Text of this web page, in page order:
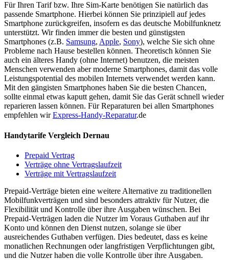
Für Ihren Tarif bzw. Ihre Sim-Karte benötigen Sie natürlich das
passende Smartphone. Hierbei können Sie prinzipiell auf jedes
Smartphone zurückgreifen, insofern es das deutsche Mobilfunknetz
unterstützt. Wir finden immer die besten und günstigsten
Smartphones (z.B. Samsung, Apple, Sony), welche Sie sich ohne
Probleme nach Hause bestellen können. Theoretisch können Sie
auch ein älteres Handy (ohne Internet) benutzen, die meisten
Menschen verwenden aber moderne Smartphones, damit das volle
Leistungspotential des mobilen Internets verwendet werden kann.
Mit den gängisten Smartphones haben Sie die besten Chancen,
sollte einmal etwas kaputt gehen, damit Sie das Gerät schnell wieder
reparieren lassen können. Für Reparaturen bei allen Smartphones
empfehlen wirExpress-Handy-Reparatur.de
Handytarife Vergleich Dernau
Prepaid Vertrag
Verträge ohne Vertragslaufzeit
Verträge mit Vertragslaufzeit
Prepaid-Verträge bieten eine weitere Alternative zu traditionellen
Mobilfunkverträgen und sind besonders attraktiv für Nutzer, die
Flexibilität und Kontrolle über ihre Ausgaben wünschen. Bei
Prepaid-Verträgen laden die Nutzer im Voraus Guthaben auf ihr
Konto und können den Dienst nutzen, solange sie über
ausreichendes Guthaben verfügen. Dies bedeutet, dass es keine
monatlichen Rechnungen oder langfristigen Verpflichtungen gibt,
und die Nutzer haben die volle Kontrolle über ihre Ausgaben.